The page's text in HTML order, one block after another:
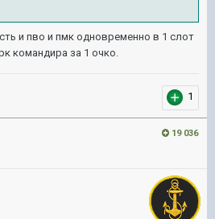
и пво и пмк одновременно в 1 слот
командира за 1 очко.
1
19 036